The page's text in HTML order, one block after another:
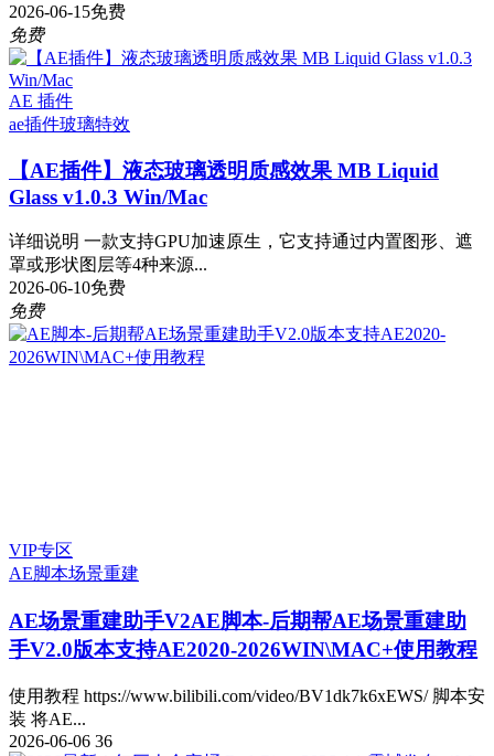
2026-06-15免费
免费
AE 插件
ae插件玻璃特效
【AE插件】液态玻璃透明质感效果 MB Liquid
Glass v1.0.3 Win/Mac
详细说明 一款支持GPU加速原生，它支持通过内置图形、遮
罩或形状图层等4种来源...
2026-06-10免费
免费
VIP专区
AE脚本场景重建
AE场景重建助手V2AE脚本-后期帮AE场景重建助
手V2.0版本支持AE2020-2026WIN\MAC+使用教程
使用教程 https://www.bilibili.com/video/BV1dk7k6xEWS/ 脚本安
装 将AE...
2026-06-06 36